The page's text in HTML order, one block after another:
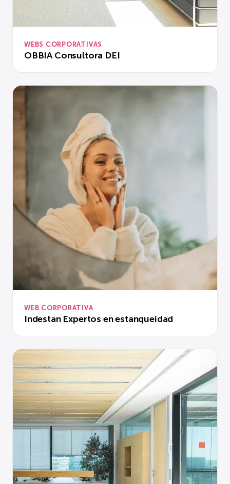
WEBS CORPORATIVAS
OBBIA Consultora DEI
WEB CORPORATIVA
Indestan Expertos en estanqueidad